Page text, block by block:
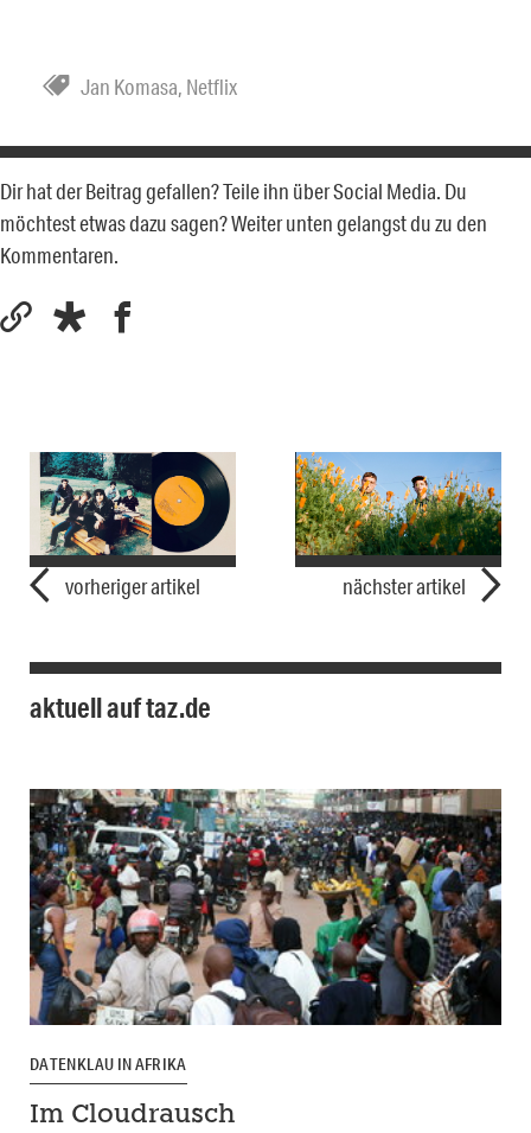
Jan Komasa, Netflix
Dir hat der Beitrag gefallen? Teile ihn über Social Media. Du
möchtest etwas dazu sagen? Weiter unten gelangst du zu den
Kommentaren.
vorheriger artikel nächster artikel
aktuell auf taz.de
DATENKLAU IN AFRIKA
Im Cloudrausch